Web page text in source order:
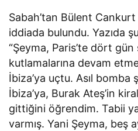
Sabah’tan Bülent Cankurt
iddiada bulundu. Yazıda
“Şeyma, Paris’te dört
kutlamalarına devam
İbiza’ya uçtu. Asıl bomba
İbiza’ya, Burak Ateş’in
gittiğini öğrendim. Tabii
varmış. Yani Şeyma, beş